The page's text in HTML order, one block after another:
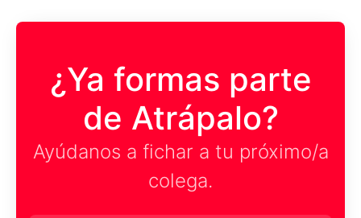
¿Ya formas parte
de Atrápalo?
Ayúdanos a fichar a tu próximo/a
colega.